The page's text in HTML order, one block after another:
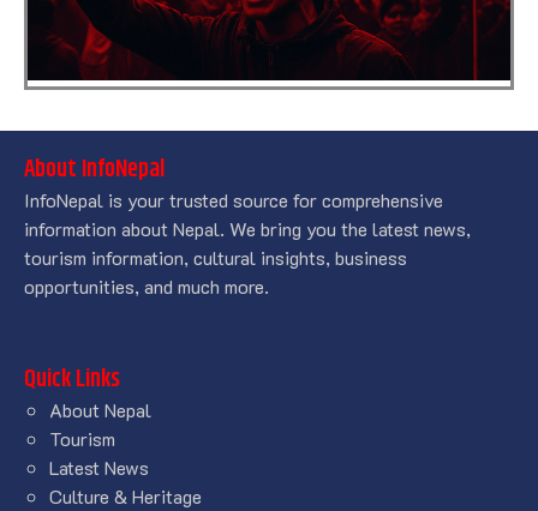
About InfoNepal
InfoNepal is your trusted source for comprehensive
information about Nepal. We bring you the latest news,
tourism information, cultural insights, business
opportunities, and much more.
Quick Links
About Nepal
Tourism
Latest News
Culture & Heritage